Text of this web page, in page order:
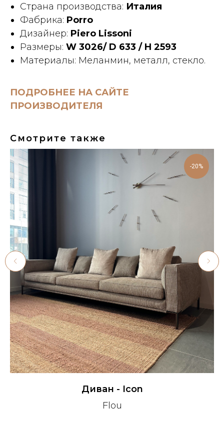
Страна производства: Италия
Фабрика: Porro
Дизайнер: Piero Lissoni
Размеры: W 3026/ D 633 / H 2593
Материалы: Меланмин, металл, стекло.
ПОДРОБНЕЕ НА САЙТЕ
ПРОИЗВОДИТЕЛЯ
Смотрите также
-20%
Диван - Icon
Flou